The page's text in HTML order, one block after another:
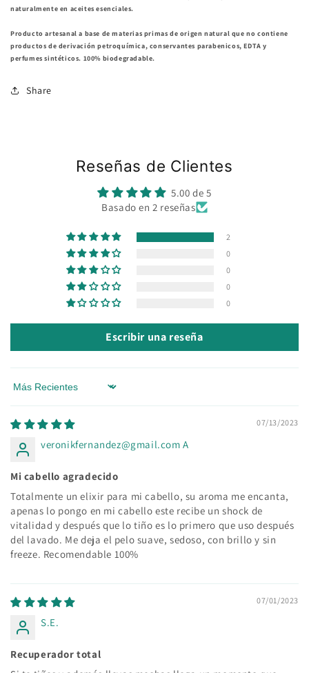
naturalmente en aceites esenciales.
Producto artesanal a base de materias primas de origen natural que no contiene
productos de derivación petroquímica, conservantes parabenicos, EDTA y
perfumes sintéticos. 100% biodegradable.
Share
Reseñas de Clientes
5.00 de 5
Basado en 2 reseñas
2
0
0
0
0
Escribir una reseña
Sort by
07/13/2023
veronikfernandez@gmail.com A
Mi cabello agradecido
Totalmente un elixir para mi cabello, su aroma me encanta,
apenas lo pongo en mi cabello este recibe un shock de
vitalidad y después que lo tiño es lo primero que uso después
del lavado. Me deja el pelo suave, sedoso, con brillo y sin
freeze. Recomendable 100%
07/01/2023
S.E.
Recuperador total